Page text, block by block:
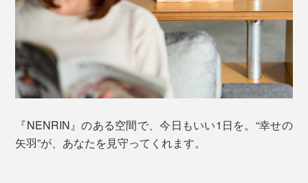
『NENRIN』のある空間で、今日もいい1日を。“幸せの
矢羽”が、あなたを見守ってくれます。